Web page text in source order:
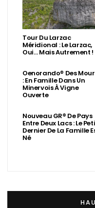
Tour Du Larzac
Méridional : Le Larzac,
Oui… Mais Autrement !
Oenorando® Des
: En Famille Dans Un
Minervois À Vigne
Ouverte
Nouveau GR® De Pays
Entre Deux Lacs : Le
Dernier De La Famille
Né